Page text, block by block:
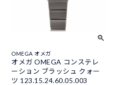
OMEGA オメガ
オメガ OMEGA コンステレ
ーション ブラッシュ クォー
ツ 123.15.24.60.05.003